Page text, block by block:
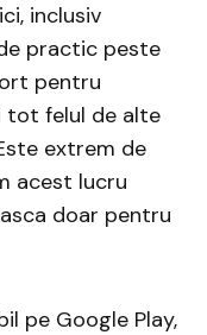
inclusiv
practic peste
pentru
tot felul de alte
extrem de
acest lucru
doar pentru
pe Google Play,